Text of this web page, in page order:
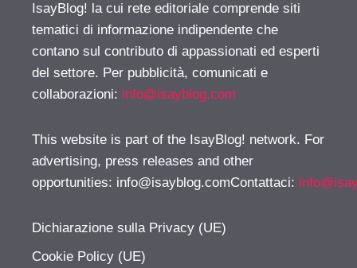
IsayBlog! la cui rete editoriale comprende siti
tematici di informazione indipendente che
contano sul contributo di appassionati ed esperti
del settore. Per pubblicità, comunicati e
collaborazioni: info@isayblog.com
This website is part of the IsayBlog! network. For
advertising, press releases and other
opportunities: info@isayblog.comContattaci:
Dichiarazione sulla Privacy (UE)
Cookie Policy (UE)